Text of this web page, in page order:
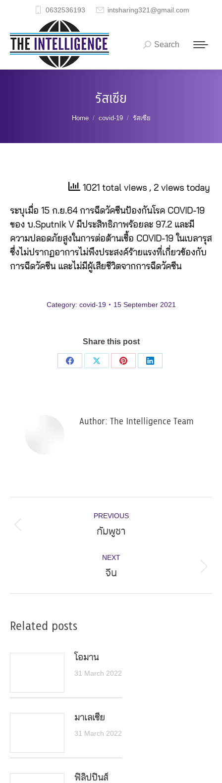
0632536193 intsharing321@gmail.com
Search:
Search
รัสเซีย
You are here:
Home covid-19 รัสเซีย
1021 total views , 2 views today
ระบุเมื่อ 15 ก.ย.64 การฉีดวัคซีนป้องกันโรค COVID-19
ของ บ.Sputnik V มีประสิทธิภาพร้อยละ 97.2 และมี
ความปลอดภัยสูงในการต่อต้านเชื้อ COVID-19 ในเบลารุส
ซึ่งไม่ปรากฏอาการไม่พึงประสงค์ร้ายแรงที่เกี่ยวข้องกับ
การฉีดวัคซีน และไม่มีผู้เสียชีวิตจากการฉีดวัคซีน
Category: covid-19 15 September 2021
Share this post
Share
Share
Share
Share
Author: The Intelligence Team
navigation
PREVIOUS
Previous
กัมพูชา
NEXT
Next
จีน
Related posts
โอมาน
31 March 2022
มาเลเซีย
31 March 2022
ฟิลิปปินส์